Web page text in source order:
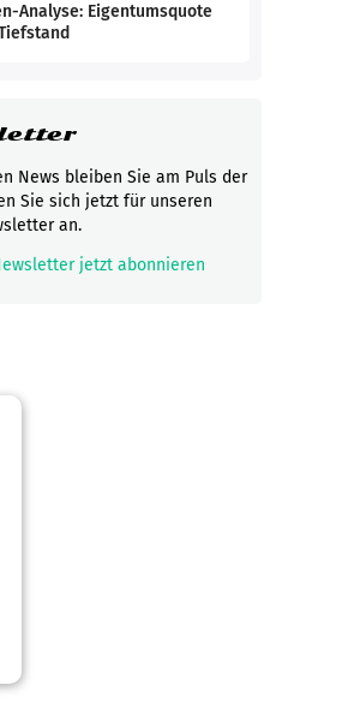
Analyse: Eigentumsquote
News bleiben Sie am Puls der
Sie sich jetzt für unseren
an.
jetzt abonnieren